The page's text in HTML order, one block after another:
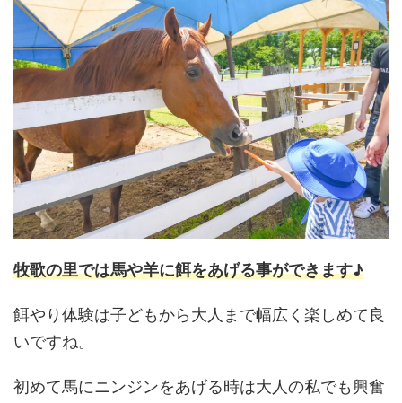
牧歌の里では馬や羊に餌をあげる事ができます♪
餌やり体験は子どもから大人まで幅広く楽しめて良
いですね。
初めて馬にニンジンをあげる時は大人の私でも興奮